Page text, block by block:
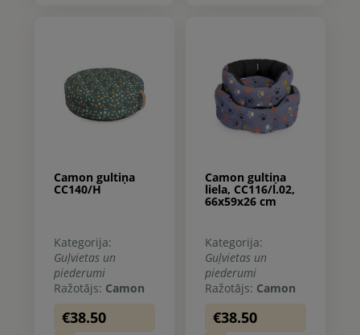
Camon gultiņa
CC140/H
Kategorija:
Guļvietas un
piederumi
Ražotājs: Camon
€38.50
Camon gultiņa
liela, CC116/l.02,
66x59x26 cm
Kategorija:
Guļvietas un
piederumi
Ražotājs: Camon
€38.50